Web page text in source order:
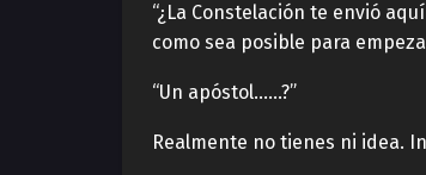
“¿La Constelación te envió
como sea posible para
“Un apóstol……?”
Realmente no tienes ni idea.